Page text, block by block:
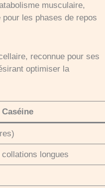
musculaire,
les phases de repos
reconnue pour ses
optimiser la
Caséine
longues